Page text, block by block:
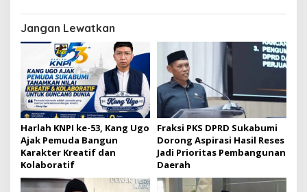
a
s
i
p
o
s
Jangan Lewatkan
Harlah KNPI ke-53, Kang Ugo
Ajak Pemuda Bangun
Karakter Kreatif dan
Kolaboratif
Fraksi PKS DPRD Sukabumi
Dorong Aspirasi Hasil Reses
Jadi Prioritas Pembangunan
Daerah